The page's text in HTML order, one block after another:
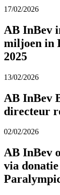
17/02/2026
AB InBev
miljoen in
2025
13/02/2026
AB InBev
directeur
02/02/2026
AB InBev
via